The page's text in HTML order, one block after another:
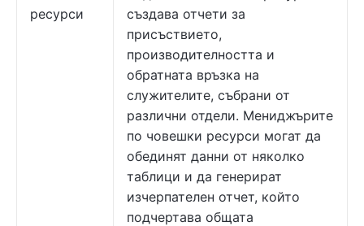
ресурси
създава отчети за
присъствието,
производителността и
обратната връзка на
служителите, събрани от
различни отдели. Мениджърите
по човешки ресурси могат да
обединят данни от няколко
таблици и да генерират
изчерпателен отчет, който
подчертава общата